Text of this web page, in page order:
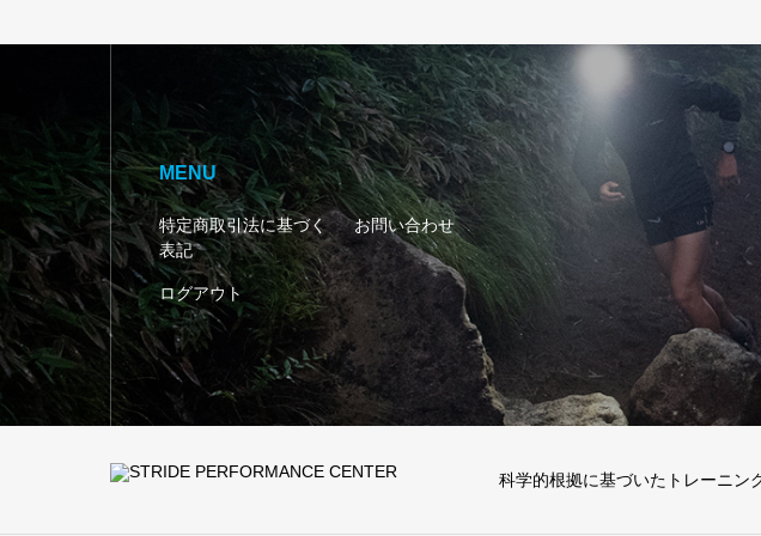
MENU
特定商取引法に基づく
表記
お問い合わせ
ログアウト
科学的根拠に基づいたトレーニン